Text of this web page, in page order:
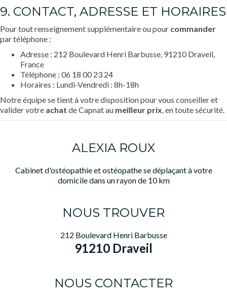
9. CONTACT, ADRESSE ET HORAIRES
Pour tout renseignement supplémentaire ou pour commander
par téléphone :
Adresse : 212 Boulevard Henri Barbusse, 91210 Draveil,
France
Téléphone : 06 18 00 23 24
Horaires : Lundi-Vendredi : 8h-18h
Notre équipe se tient à votre disposition pour vous conseiller et
valider votre achat de Capnat au meilleur prix, en toute sécurité.
ALEXIA ROUX
Cabinet d'ostéopathie et ostéopathe se déplaçant à votre
domicile dans un rayon de 10 km
NOUS TROUVER
212 Boulevard Henri Barbusse
91210 Draveil
NOUS CONTACTER